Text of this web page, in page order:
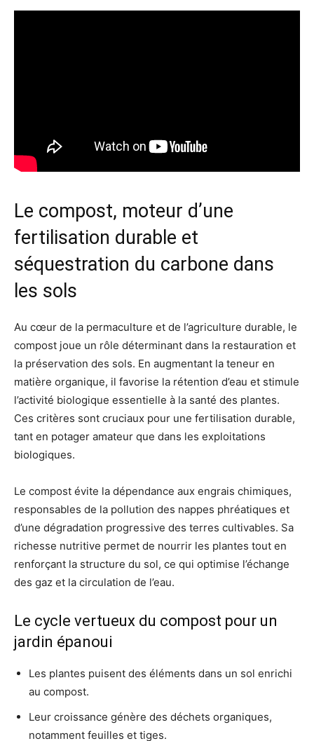
Le compost, moteur d’une
fertilisation durable et
séquestration du carbone dans
les sols
Au cœur de la permaculture et de l’agriculture durable, le
compost joue un rôle déterminant dans la restauration et
la préservation des sols. En augmentant la teneur en
matière organique, il favorise la rétention d’eau et stimule
l’activité biologique essentielle à la santé des plantes.
Ces critères sont cruciaux pour une fertilisation durable,
tant en potager amateur que dans les exploitations
biologiques.
Le compost évite la dépendance aux engrais chimiques,
responsables de la pollution des nappes phréatiques et
d’une dégradation progressive des terres cultivables. Sa
richesse nutritive permet de nourrir les plantes tout en
renforçant la structure du sol, ce qui optimise l’échange
des gaz et la circulation de l’eau.
Le cycle vertueux du compost pour un
jardin épanoui
Les plantes puisent des éléments dans un sol enrichi
au compost.
Leur croissance génère des déchets organiques,
notamment feuilles et tiges.